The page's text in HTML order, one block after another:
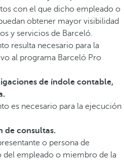
con el que dicho empleado o
obtener mayor visibilidad
y servicios de Barceló.
resulta necesario para la
al programa Barceló Pro
de índole contable,
es necesario para la ejecución
de consultas.
o persona de
del empleado o miembro de la